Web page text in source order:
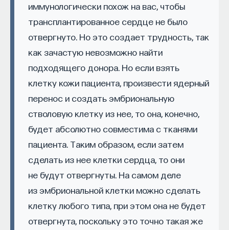
иммунологически похож на вас, чтобы
трансплантированное сердце не было
отвергнуто. Но это создает трудность, так
как зачастую невозможно найти
подходящего донора. Но если взять
клетку кожи пациента, произвести ядерный
перенос и создать эмбриональную
стволовую клетку из нее, то она, конечно,
будет абсолютно совместима с тканями
пациента. Таким образом, если затем
сделать из нее клетки сердца, то они
не будут отвергнуты. На самом деле
из эмбриональной клетки можно сделать
клетку любого типа, при этом она не будет
отвергнута, поскольку это точно такая же
3/30/2022
НАПИСАТЬ НАМ
НАД МАТЕРИАЛОМ РАБОТАЛИ
ПостНаука
команда ПостНауки
НАУКА
на то что ученым понадобилось немало времени,
чтобы ее доказать.
Теория Дарвина, впервые описанная в его
монографии «Строение и распределение
коралловых рифов», очень важна. Он предположил,
что если на поверхности океана есть вулкан, рифы
могут формироваться вдоль его края. По мере
того, как вулкан медленно погружается в воду,
перестав активно расти, кораллы остаются.
В конечном итоге получается то, что называют
него. Со временем вулкан опускается еще ниже,
так что остров исчезает, а остается лишь кольцо
кораллов. Так появляется классический атолл.
Невероятно то, что Дарвин создал эту теорию,